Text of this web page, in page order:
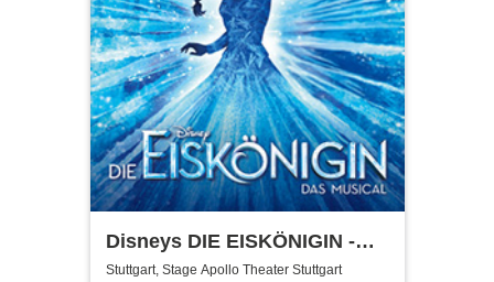
Disneys DIE EISKÖNIGIN -
Das Musical in Stuttgart
Stuttgart, Stage Apollo Theater Stuttgart